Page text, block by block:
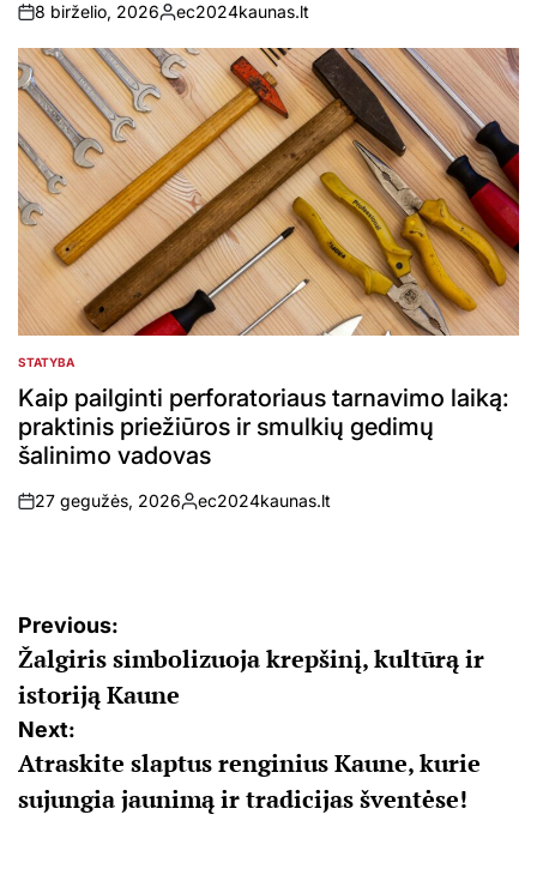
on
8 birželio, 2026
Posted
by
ec2024kaunas.lt
POSTED
IN
STATYBA
Kaip pailginti perforatoriaus tarnavimo laiką:
praktinis priežiūros ir smulkių gedimų
šalinimo vadovas
on
27 gegužės, 2026
Posted
ec2024kaunas.lt
Navigacija
tarp
įrašų
Previous:
Žalgiris simbolizuoja krepšinį, kultūrą ir
istoriją Kaune
Next:
Atraskite slaptus renginius Kaune, kurie
sujungia jaunimą ir tradicijas šventėse!